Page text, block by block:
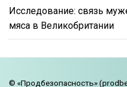
Исследование: связь
мяса в Великобритании
© «Продбезопасность»